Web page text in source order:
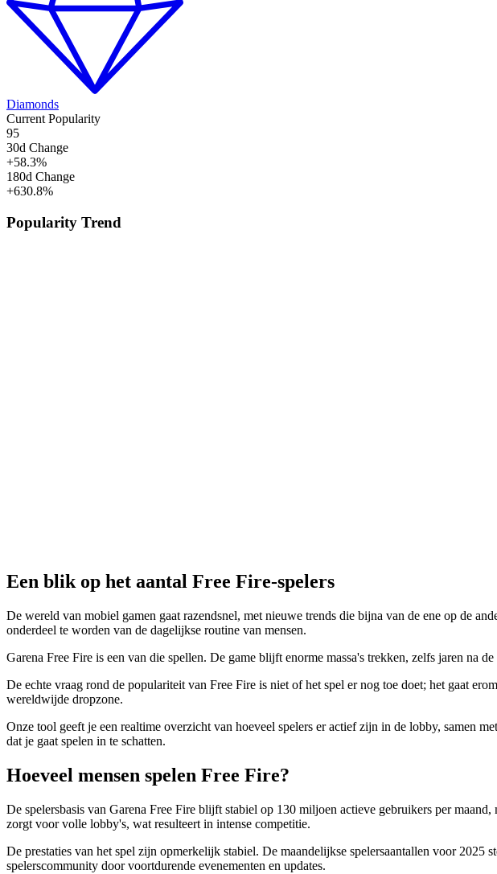
Diamonds
Current Popularity
95
30d Change
+58.3%
180d Change
+630.8%
Popularity Trend
Een blik op het aantal Free Fire-spelers
De wereld van mobiel gamen gaat razendsnel, met nieuwe trends die bijna van de ene op de
onderdeel te worden van de dagelijkse routine van mensen.
Garena Free Fire is een van die spellen. De game blijft enorme massa's trekken, zelfs jaren na
De echte vraag rond de populariteit van Free Fire is niet of het spel er nog toe doet; het gaat
wereldwijde dropzone.
Onze tool geeft je een realtime overzicht van hoeveel spelers er actief zijn in de lobby, samen
dat je gaat spelen in te schatten.
Hoeveel mensen spelen Free Fire?
De spelersbasis van Garena Free Fire blijft stabiel op 130 miljoen actieve gebruikers per
zorgt voor volle lobby's, wat resulteert in intense competitie.
De prestaties van het spel zijn opmerkelijk stabiel. De maandelijkse spelersaantallen voor
spelerscommunity door voortdurende evenementen en updates.